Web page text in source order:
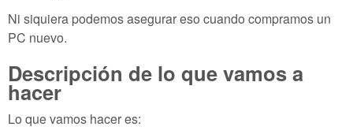
Ni siquiera podemos asegurar eso cuando compramos un
PC nuevo.
Descripción de lo que vamos a
hacer
Lo que vamos hacer es: